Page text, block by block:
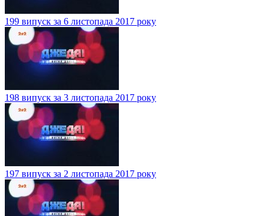
199 випуск за 6 листопада 2017 року
198 випуск за 3 листопада 2017 року
197 випуск за 2 листопада 2017 року